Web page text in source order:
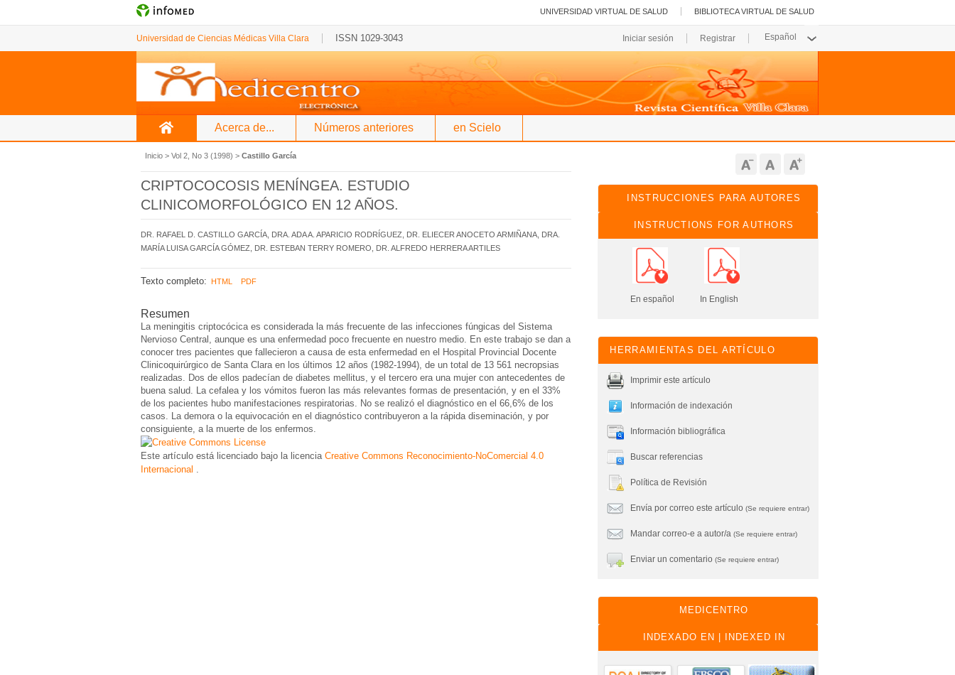
BIBLIOTECA VIRTUAL DE SALUD
UNIVERSIDAD VIRTUAL DE SALUD
Universidad de Ciencias Médicas Villa Clara ISSN 1029-3043 Registrar
Iniciar sesión
INSTRUCCIONES PARA AUTORES
INSTRUCTIONS FOR AUTHORS
En español In English
HERRAMIENTAS DEL ARTÍCULO
Imprimir este artículo
Información de indexación
Información bibliográfica
Buscar referencias
Política de Revisión
Envía por correo este artículo(Se requiere entrar)
Mandar correo-e a autor/a(Se requiere entrar)
Enviar un comentario(Se requiere entrar)
MEDICENTRO
INDEXADO EN | INDEXED IN
Acerca de... Números anteriores en Scielo
Inicio > Vol 2, No 3 (1998) > Castillo García
CRIPTOCOCOSIS MENÍNGEA. ESTUDIO
CLINICOMORFOLÓGICO EN 12 AÑOS.
DR. RAFAEL D. CASTILLO GARCÍA, DRA. ADA A. APARICIO RODRÍGUEZ, DR. ELIECER ANOCETO ARMIÑANA, DRA.
MARÍA LUISA GARCÍA GÓMEZ, DR. ESTEBAN TERRY ROMERO, DR. ALFREDO HERRERA ARTILES
Texto completo: HTML PDF
Resumen
La meningitis criptocócica es considerada la más frecuente de las infecciones fúngicas del Sistema
Nervioso Central, aunque es una enfermedad poco frecuente en nuestro medio. En este trabajo se dan a
conocer tres pacientes que fallecieron a causa de esta enfermedad en el Hospital Provincial Docente
Clinicoquirúrgico de Santa Clara en los últimos 12 años (1982-1994), de un total de 13 561 necropsias
realizadas. Dos de ellos padecían de diabetes mellitus, y el tercero era una mujer con antecedentes de
buena salud. La cefalea y los vómitos fueron las más relevantes formas de presentación, y en el 33%
de los pacientes hubo manifestaciones respiratorias. No se realizó el diagnóstico en el 66,6% de los
casos. La demora o la equivocación en el diagnóstico contribuyeron a la rápida diseminación, y por
consiguiente, a la muerte de los enfermos.
Este artículo está licenciado bajo la licencia Creative Commons Reconocimiento-NoComercial 4.0
Internacional .